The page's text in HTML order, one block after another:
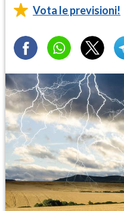
Vota le previsioni!